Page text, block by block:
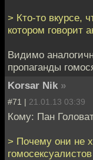
> Кто-то вкурсе,
котором говорит
Видимо
пропаганды
Korsar Nik »
#71 | 21.01.13 03:39
Кому: Пан
> Почему они не